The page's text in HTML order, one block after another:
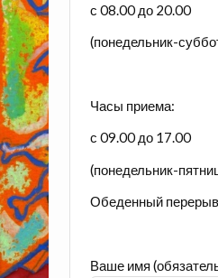
с 08.00 до 20.00
(понедельник-
Часы приема:
с 09.00 до 17.00
(понедельник-
Обеденный
Ваше имя